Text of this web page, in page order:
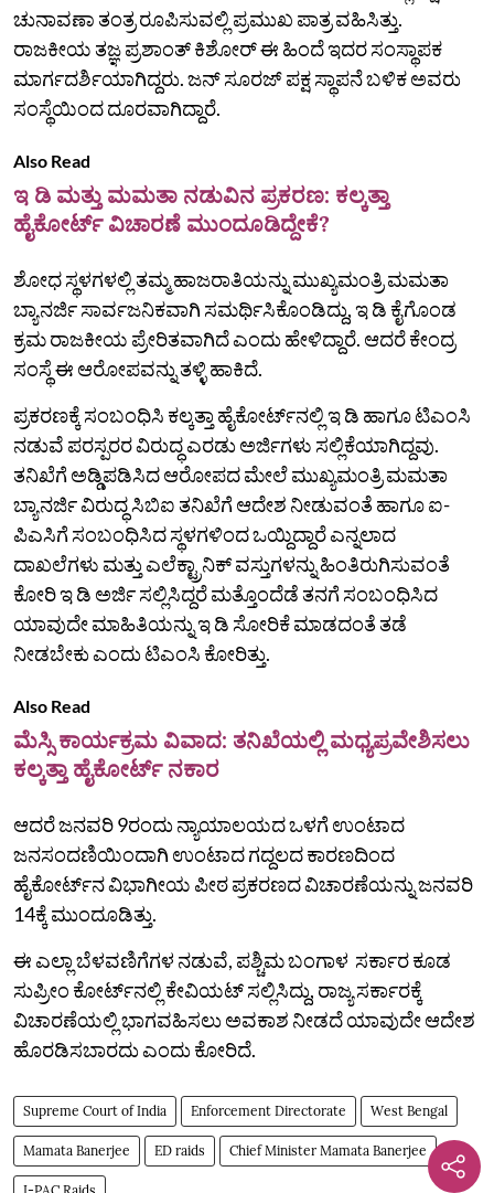
ಚುನಾವಣಾ ತಂತ್ರ ರೂಪಿಸುವಲ್ಲಿ ಪ್ರಮುಖ ಪಾತ್ರ ವಹಿಸಿತ್ತು.
ರಾಜಕೀಯ ತಜ್ಞ ಪ್ರಶಾಂತ್‌ ಕಿಶೋರ್‌ ಈ ಹಿಂದೆ ಇದರ ಸಂಸ್ಥಾಪಕ
ಮಾರ್ಗದರ್ಶಿಯಾಗಿದ್ದರು. ಜನ್‌ ಸೂರಜ್‌ ಪಕ್ಷ ಸ್ಥಾಪನೆ ಬಳಿಕ ಅವರು
ಸಂಸ್ಥೆಯಿಂದ ದೂರವಾಗಿದ್ದಾರೆ.
Also Read
ಇ ಡಿ ಮತ್ತು ಮಮತಾ ನಡುವಿನ ಪ್ರಕರಣ: ಕಲ್ಕತ್ತಾ
ಹೈಕೋರ್ಟ್‌ ವಿಚಾರಣೆ ಮುಂದೂಡಿದ್ದೇಕೆ?
ಶೋಧ ಸ್ಥಳಗಳಲ್ಲಿ ತಮ್ಮ ಹಾಜರಾತಿಯನ್ನು ಮುಖ್ಯಮಂತ್ರಿ ಮಮತಾ
ಬ್ಯಾನರ್ಜಿ ಸಾರ್ವಜನಿಕವಾಗಿ ಸಮರ್ಥಿಸಿಕೊಂಡಿದ್ದು, ಇ ಡಿ ಕೈಗೊಂಡ
ಕ್ರಮ ರಾಜಕೀಯ ಪ್ರೇರಿತವಾಗಿದೆ ಎಂದು ಹೇಳಿದ್ದಾರೆ. ಆದರೆ ಕೇಂದ್ರ
ಸಂಸ್ಥೆ ಈ ಆರೋಪವನ್ನು ತಳ್ಳಿ ಹಾಕಿದೆ.
ಪ್ರಕರಣಕ್ಕೆ ಸಂಬಂಧಿಸಿ ಕಲ್ಕತ್ತಾ ಹೈಕೋರ್ಟ್‌ನಲ್ಲಿ ಇ ಡಿ ಹಾಗೂ ಟಿಎಂಸಿ
ನಡುವೆ ಪರಸ್ಪರರ ವಿರುದ್ಧ ಎರಡು ಅರ್ಜಿಗಳು ಸಲ್ಲಿಕೆಯಾಗಿದ್ದವು.
ತನಿಖೆಗೆ ಅಡ್ಡಿಪಡಿಸಿದ ಆರೋಪದ ಮೇಲೆ ಮುಖ್ಯಮಂತ್ರಿ ಮಮತಾ
ಬ್ಯಾನರ್ಜಿ ವಿರುದ್ಧ ಸಿಬಿಐ ತನಿಖೆಗೆ ಆದೇಶ ನೀಡುವಂತೆ ಹಾಗೂ ಐ-
ಪಿಎಸಿಗೆ ಸಂಬಂಧಿಸಿದ ಸ್ಥಳಗಳಿಂದ ಒಯ್ದಿದ್ದಾರೆ ಎನ್ನಲಾದ
ದಾಖಲೆಗಳು ಮತ್ತು ಎಲೆಕ್ಟ್ರಾನಿಕ್ ವಸ್ತುಗಳನ್ನು ಹಿಂತಿರುಗಿಸುವಂತೆ
ಕೋರಿ ಇ ಡಿ ಅರ್ಜಿ ಸಲ್ಲಿಸಿದ್ದರೆ ಮತ್ತೊಂದೆಡೆ ತನಗೆ ಸಂಬಂಧಿಸಿದ
ಯಾವುದೇ ಮಾಹಿತಿಯನ್ನು ಇ ಡಿ ಸೋರಿಕೆ ಮಾಡದಂತೆ ತಡೆ
ನೀಡಬೇಕು ಎಂದು ಟಿಎಂಸಿ ಕೋರಿತ್ತು.
Also Read
ಮೆಸ್ಸಿ ಕಾರ್ಯಕ್ರಮ ವಿವಾದ: ತನಿಖೆಯಲ್ಲಿ ಮಧ್ಯಪ್ರವೇಶಿಸಲು
ಕಲ್ಕತ್ತಾ ಹೈಕೋರ್ಟ್ ನಕಾರ
ಆದರೆ ಜನವರಿ 9ರಂದು ನ್ಯಾಯಾಲಯದ ಒಳಗೆ ಉಂಟಾದ
ಜನಸಂದಣಿಯಿಂದಾಗಿ ಉಂಟಾದ ಗದ್ದಲದ ಕಾರಣದಿಂದ
ಹೈಕೋರ್ಟ್‌ನ ವಿಭಾಗೀಯ ಪೀಠ ಪ್ರಕರಣದ ವಿಚಾರಣೆಯನ್ನು ಜನವರಿ
14ಕ್ಕೆ ಮುಂದೂಡಿತ್ತು.
ಈ ಎಲ್ಲಾ ಬೆಳವಣಿಗೆಗಳ ನಡುವೆ, ಪಶ್ಚಿಮ ಬಂಗಾಳ ಸರ್ಕಾರ ಕೂಡ
ಸುಪ್ರೀಂ ಕೋರ್ಟ್‌ನಲ್ಲಿ ಕೇವಿಯಟ್ ಸಲ್ಲಿಸಿದ್ದು, ರಾಜ್ಯ ಸರ್ಕಾರಕ್ಕೆ
ವಿಚಾರಣೆಯಲ್ಲಿ ಭಾಗವಹಿಸಲು ಅವಕಾಶ ನೀಡದೆ ಯಾವುದೇ ಆದೇಶ
ಹೊರಡಿಸಬಾರದು ಎಂದು ಕೋರಿದೆ.
Supreme Court of India Enforcement Directorate West Bengal
Mamata Banerjee ED raids Chief Minister Mamata Banerjee
I-PAC Raids